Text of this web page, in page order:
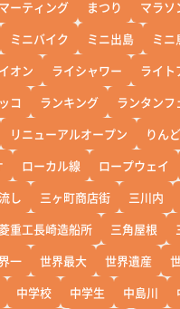
マーティング まつり マラソ
ミニバイク ミニ出島 ミニ
オン ライシャワー ライト
コ ランキング ランタンフ
リニューアルオープン りん
ローカル線 ロープウェイ
し 三ヶ町商店街 三川内
重工長崎造船所 三角屋根
一 世界最大 世界遺産
中学校 中学生 中島川